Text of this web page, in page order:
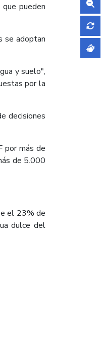
pueden
se adoptan
y suelo",
por la
decisiones
por más de
de 5.000
el 23% de
dulce del